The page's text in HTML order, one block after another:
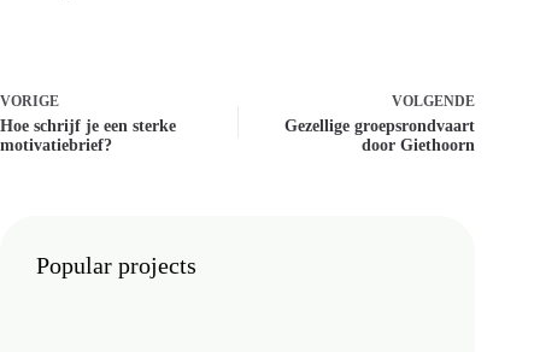
VORIGE
Hoe schrijf je een sterke
motivatiebrief?
VOLGENDE
Gezellige groepsrondvaart
door Giethoorn
Popular projects